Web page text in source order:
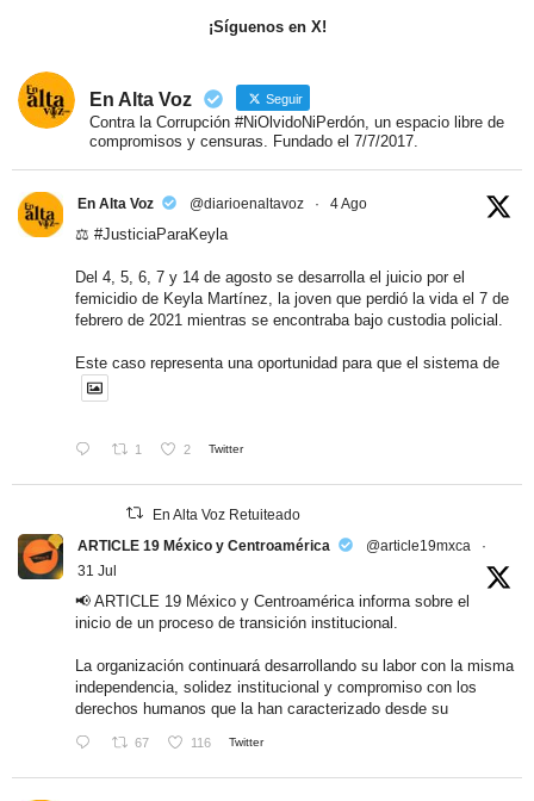
¡Síguenos en X!
En Alta Voz Seguir
Contra la Corrupción #NiOlvidoNiPerdón, un espacio libre de
compromisos y censuras. Fundado el 7/7/2017.
En Alta Voz @diarioenaltavoz · 4 Ago
⚖️ #JusticiaParaKeyla
Del 4, 5, 6, 7 y 14 de agosto se desarrolla el juicio por el
femicidio de Keyla Martínez, la joven que perdió la vida el 7 de
febrero de 2021 mientras se encontraba bajo custodia policial.
Este caso representa una oportunidad para que el sistema de
1 2 Twitter
En Alta Voz Retuiteado
ARTICLE 19 México y Centroamérica
@article19mxca
·
31 Jul
📢 ARTICLE 19 México y Centroamérica informa sobre el
inicio de un proceso de transición institucional.
La organización continuará desarrollando su labor con la misma
independencia, solidez institucional y compromiso con los
derechos humanos que la han caracterizado desde su
67 116 Twitter